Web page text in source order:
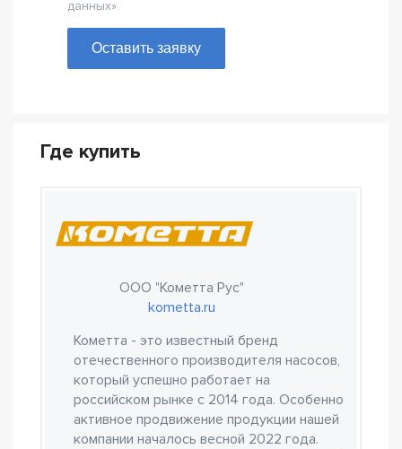
данных».
Оставить заявку
Где купить
ООО "Кометта Рус"
kometta.ru
Кометта - это известный бренд
отечественного производителя насосов,
который успешно работает на
российском рынке с 2014 года. Особенно
активное продвижение продукции нашей
компании началось весной 2022 года.